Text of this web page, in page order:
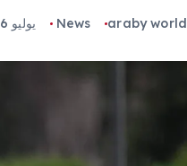
araby world
News يوليو 6, 2026